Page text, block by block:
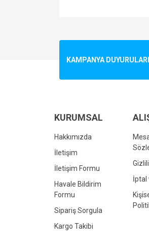
Ürün resmi kalitesiz,
Bu ürüne benzer
KAMPANYA
KURUMSAL
Hakkımızda
İletişim
İletişim Formu
Havale Bildirim
Formu
Sipariş Sorgula
Kargo Takibi
İptal